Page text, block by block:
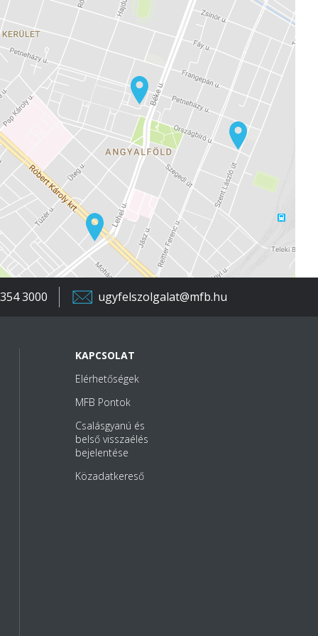
3000 ugyfelszolgalat@mfb.hu
KAPCSOLAT
Elérhetőségek
MFB Pontok
Csalásgyanú és
belső visszaélés
bejelentése
Közadatkereső